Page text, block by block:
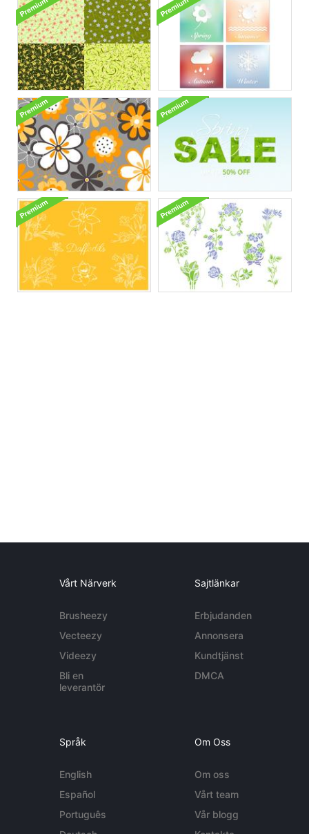
Vårt Närverk
Brusheezy
Vecteezy
Videezy
Bli en
leverantör
Sajtlänkar
Erbjudanden
Annonsera
Kundtjänst
DMCA
Språk
English
Español
Português
Om Oss
Om oss
Vårt team
Vår blogg